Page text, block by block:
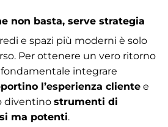
non basta, serve strategia
e spazi più moderni è solo
Per ottenere un vero ritorno
integrare
l’esperienza cliente e
diventino strumenti di
ma potenti.